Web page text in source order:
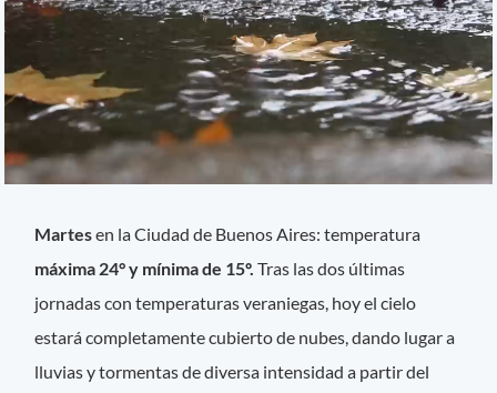
Martesen la Ciudad de Buenos Aires: temperatura
máxima 24° y mínima de 15º.Tras las dos últimas
jornadas con temperaturas veraniegas, hoy el cielo
estará completamente cubierto de nubes, dando lugar a
lluvias y tormentas de diversa intensidad a partir del